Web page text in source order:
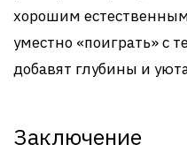
хорошим
уместно «поиграть» с
добавят глубины и
Заключение